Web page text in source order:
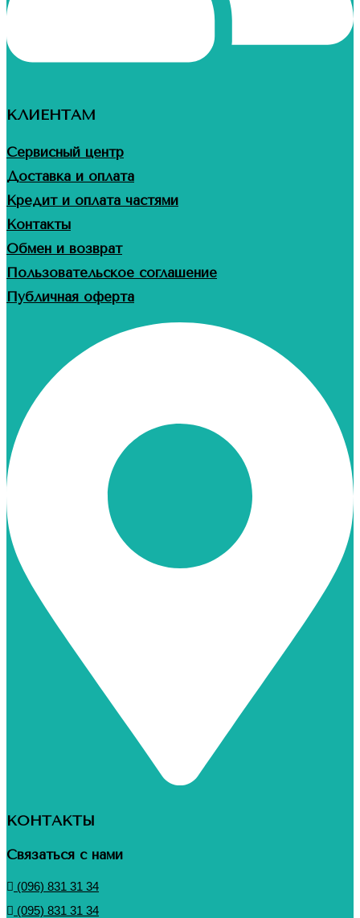
КЛИЕНТАМ
Сервисный центр
Доставка и оплата
Кредит и оплата частями
Контакты
Обмен и возврат
Пользовательское соглашение
Публичная оферта
КОНТАКТЫ
Связаться с нами
(096) 831 31 34
(095) 831 31 34